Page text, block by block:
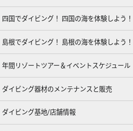
四国でダイビング！ 四国の海を体験しよう！
島根でダイビング！ 島根の海を体験しよう！
年間リゾートツアー＆イベントスケジュール
ダイビング器材のメンテナンスと販売
ダイビング基地/店舗情報